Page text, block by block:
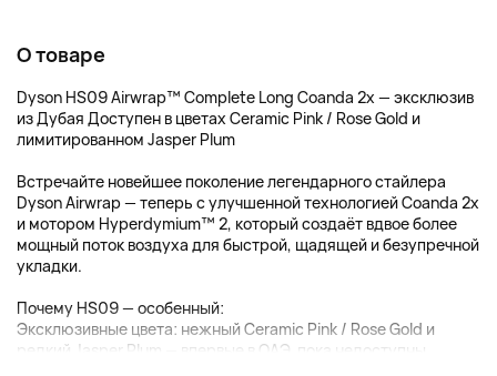
О товаре
Dyson HS09 Airwrap™ Complete Long Coanda 2x — эксклюзив
из Дубая Доступен в цветах Ceramic Pink / Rose Gold и
лимитированном Jasper Plum
Встречайте новейшее поколение легендарного стайлера
Dyson Airwrap — теперь с улучшенной технологией Coanda 2x
и мотором Hyperdymium™ 2, который создаёт вдвое более
мощный поток воздуха для быстрой, щадящей и безупречной
укладки.
Почему HS09 — особенный:
Эксклюзивные цвета: нежный Ceramic Pink / Rose Gold и
редкий Jasper Plum — впервые в ОАЭ, пока недоступны...